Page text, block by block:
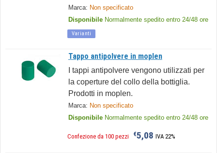
Marca: Non specificato
Disponibile Normalmente spedito entro 24/48 ore
Varianti
Tappo antipolvere in moplen
I tappi antipolvere vengono utilizzati per
la coperture del collo della bottiglia.
Prodotti in moplen.
Marca: Non specificato
Disponibile Normalmente spedito entro 24/48 ore
Confezione da 100 pezzi €5,08 IVA 22%